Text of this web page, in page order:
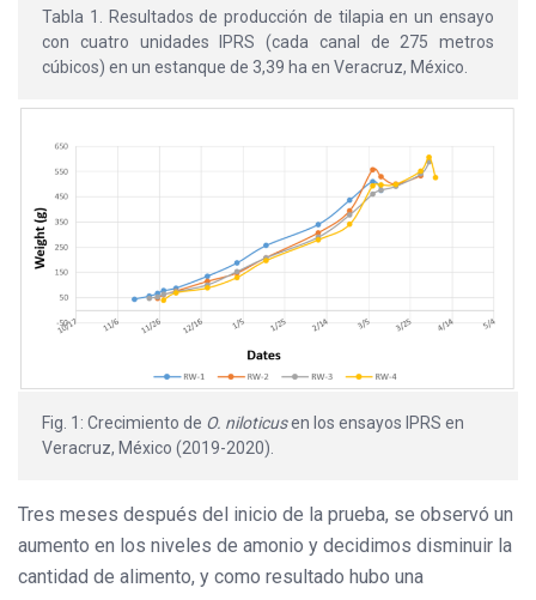
Tabla 1. Resultados de producción de tilapia en un ensayo
con cuatro unidades IPRS (cada canal de 275 metros
cúbicos) en un estanque de 3,39 ha en Veracruz, México.
Fig. 1: Crecimiento de O. niloticusen los ensayos IPRS en
Veracruz, México (2019-2020).
Tres meses después del inicio de la prueba, se observó un
aumento en los niveles de amonio y decidimos disminuir la
cantidad de alimento, y como resultado hubo una